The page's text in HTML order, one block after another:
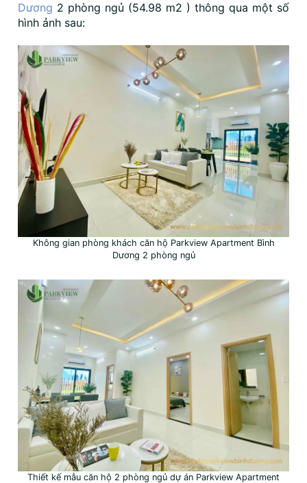
Dương 2 phòng ngủ (54.98 m2 ) thông qua một số
hình ảnh sau:
Không gian phòng khách căn hộ Parkview Apartment Bình
Dương 2 phòng ngủ
Thiết kế mẫu căn hộ 2 phòng ngủ dự án Parkview Apartment